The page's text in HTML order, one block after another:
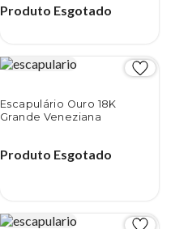
Produto Esgotado
Escapulário Ouro 18K
Grande Veneziana
Produto Esgotado